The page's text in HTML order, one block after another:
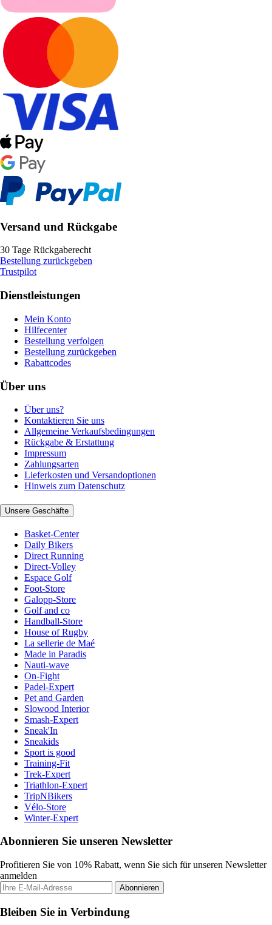
Versand und Rückgabe
30 Tage Rückgaberecht
Bestellung zurückgeben
Trustpilot
Dienstleistungen
Mein Konto
Hilfecenter
Bestellung verfolgen
Bestellung zurückgeben
Rabattcodes
Über uns
Über uns?
Kontaktieren Sie uns
Allgemeine Verkaufsbedingungen
Rückgabe & Erstattung
Impressum
Zahlungsarten
Lieferkosten und Versandoptionen
Hinweis zum Datenschutz
Unsere Geschäfte
Basket-Center
Daily Bikers
Direct Running
Direct-Volley
Espace Golf
Foot-Store
Galopp-Store
Golf and co
Handball-Store
House of Rugby
La sellerie de Maé
Made in Paradis
Nauti-wave
On-Fight
Padel-Expert
Pet and Garden
Slowood Interior
Smash-Expert
Sneak'In
Sneakids
Sport is good
Training-Fit
Trek-Expert
Triathlon-Expert
TripNBikers
Vélo-Store
Winter-Expert
Abonnieren Sie unseren Newsletter
Profitieren Sie von 10% Rabatt, wenn Sie sich für unseren Newsletter
anmelden
Abonnieren
Bleiben Sie in Verbindung